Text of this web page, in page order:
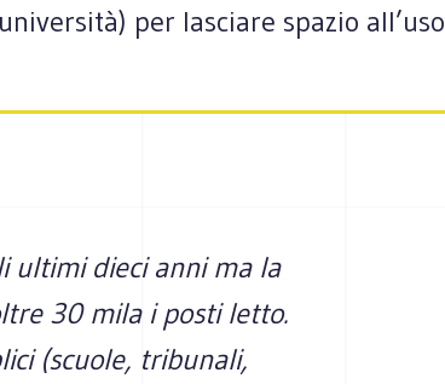
per lasciare spazio all’uso
ultimi dieci anni ma la
30 mila i posti letto.
(scuole, tribunali,